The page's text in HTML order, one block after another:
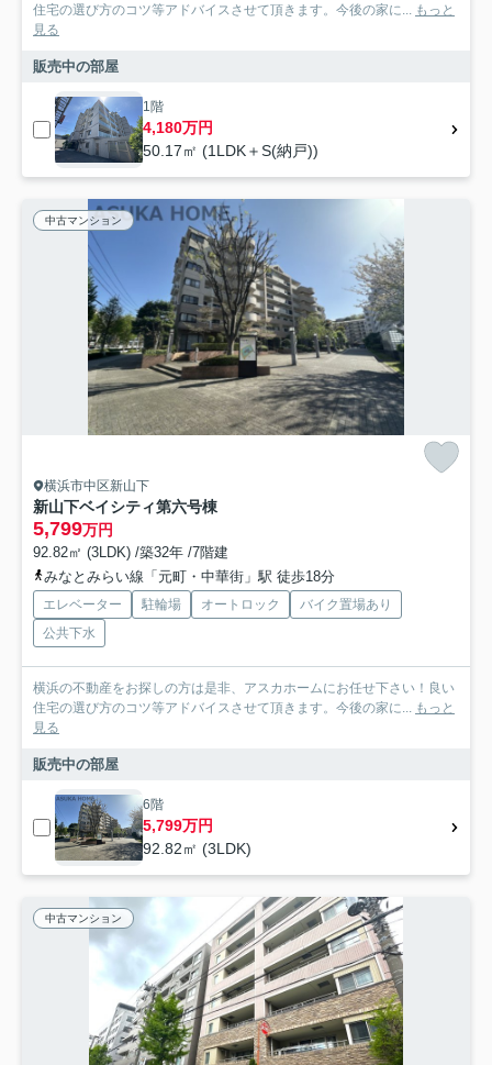
住宅の選び方のコツ等アドバイスさせて頂きます。今後の家に... もっと
見る
販売中の部屋
1階
4,180万円
50.17㎡ (1LDK＋S(納戸))
中古マンション
横浜市中区新山下
新山下ベイシティ第六号棟
5,799万円
92.82㎡ (3LDK) /築32年 /7階建
みなとみらい線「元町・中華街」駅 徒歩18分
エレベーター 駐輪場 オートロック
バイク置場あり
公共下水
横浜の不動産をお探しの方は是非、アスカホームにお任せ下さい！良い
住宅の選び方のコツ等アドバイスさせて頂きます。今後の家に... もっと
見る
販売中の部屋
6階
5,799万円
92.82㎡ (3LDK)
中古マンション